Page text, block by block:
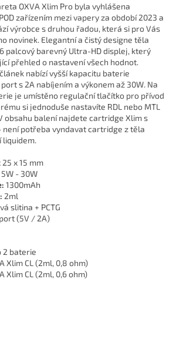
OXVA Xlim Pro byla vyhlášena
zařízením mezi vapery za období 2023 a
výrobce s druhou řadou, která si pro Vás
novinek. Elegantní a čistý designe těla
palcový barevný Ultra-HD displej, který
přehled o nastavení všech hodnot.
nabízí vyšší kapacitu baterie
port s 2A nabíjením a výkonem až 30W. Na
je umístěno regulační tlačítko pro přívod
si jednoduše nastavíte RDL nebo MTL
obsahu balení najdete cartridge Xlim s
není potřeba vyndavat cartridge z těla
liquidem.
25 x 15 mm
5W - 30W
1300mAh
2ml
slitina + PCTG
(5V / 2A)
2 baterie
Xlim CL (2ml, 0,8 ohm)
Xlim CL (2ml, 0,6 ohm)